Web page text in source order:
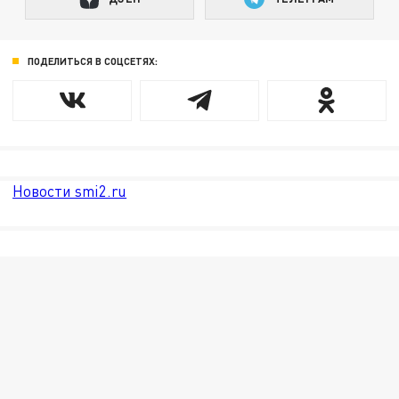
ПОДЕЛИТЬСЯ В СОЦСЕТЯХ:
Новости smi2.ru